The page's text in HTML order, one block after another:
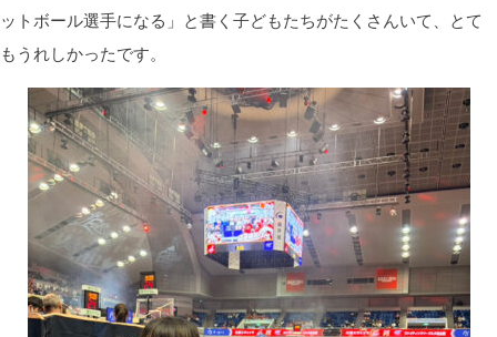
ットボール選手になる」と書く子どもたちがたくさんいて、とて
もうれしかったです。